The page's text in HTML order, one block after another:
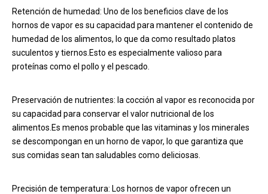
Retención de humedad: Uno de los beneficios clave de los
hornos de vapor es su capacidad para mantener el contenido de
humedad de los alimentos, lo que da como resultado platos
suculentos y tiernos.Esto es especialmente valioso para
proteínas como el pollo y el pescado.
Preservación de nutrientes: la cocción al vapor es reconocida por
su capacidad para conservar el valor nutricional de los
alimentos.Es menos probable que las vitaminas y los minerales
se descompongan en un horno de vapor, lo que garantiza que
sus comidas sean tan saludables como deliciosas.
Precisión de temperatura: Los hornos de vapor ofrecen un